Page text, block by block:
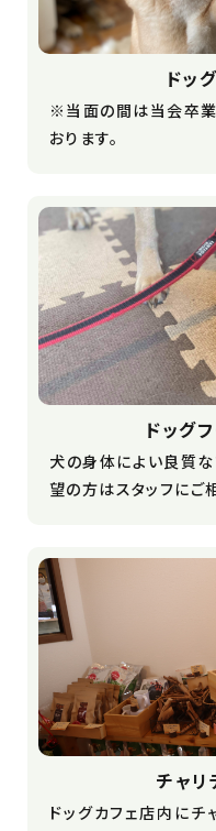
ドッ
※当面の間は当会卒
おります。
ドッグ
犬の身体によい良質な
望の方はスタッフにご
チャリ
ドッグカフェ店内にチ